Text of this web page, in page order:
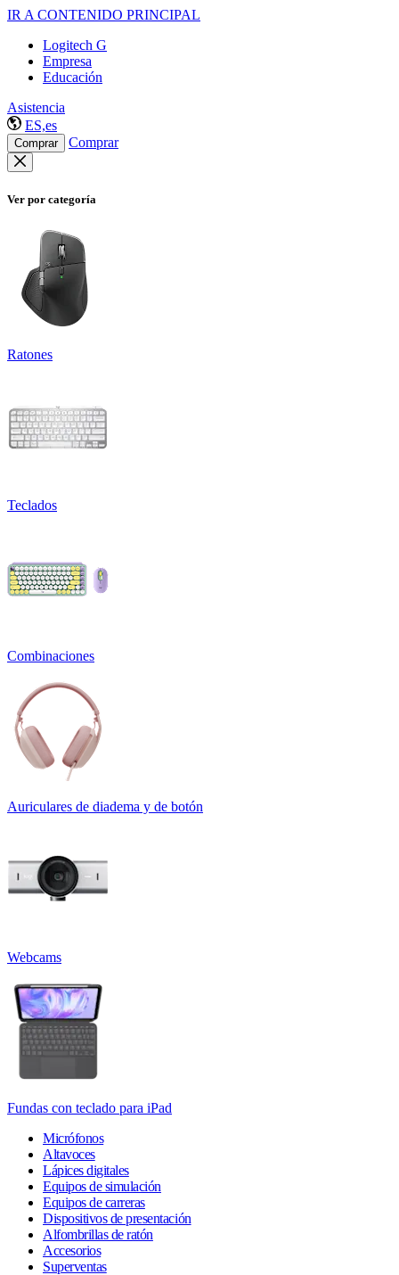
IR A CONTENIDO PRINCIPAL
Logitech G
Empresa
Educación
Asistencia
ES,es
Comprar Comprar
Ver por categoría
Ratones
Teclados
Combinaciones
Auriculares de diadema y de botón
Webcams
Fundas con teclado para iPad
Micrófonos
Altavoces
Lápices digitales
Equipos de simulación
Equipos de carreras
Dispositivos de presentación
Alfombrillas de ratón
Accesorios
Superventas